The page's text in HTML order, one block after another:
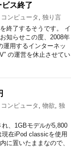
ス終了
ンピュータ
独り言
終了するそうです。 イ
知らせこの度、2008年
運用するインターネッ
の運営を休止させてい
ンピュータ 物欲 独
、1GBモデルが5,800
在iPod classicを使用
に置いたままなので、